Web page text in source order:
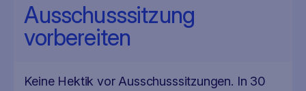
Ausschusssitzung
vorbereiten
Keine Hektik vor Ausschusssitzungen. In 30